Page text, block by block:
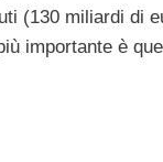
(130 miliardi di
importante è